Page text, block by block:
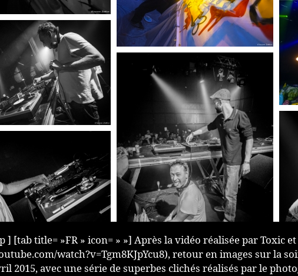
] [tab title= »FR » icon= » »] Après la vidéo réalisée par Toxic
watch?v=Tgm8KJpYcu8), retour en images sur la
2015, avec une série de superbes clichés réalisés par le